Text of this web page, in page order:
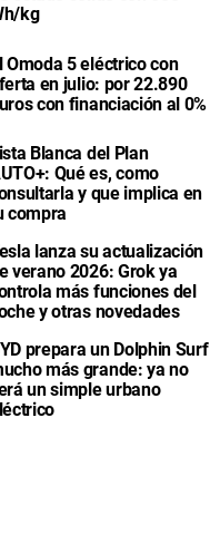
kg
Omoda 5 eléctrico con
en julio: por 22.890
con financiación al 0%
Blanca del Plan
Qué es, como
y que implica en
compra
lanza su actualización
verano 2026: Grok ya
más funciones del
y otras novedades
prepara un Dolphin Surf
más grande: ya no
un simple urbano